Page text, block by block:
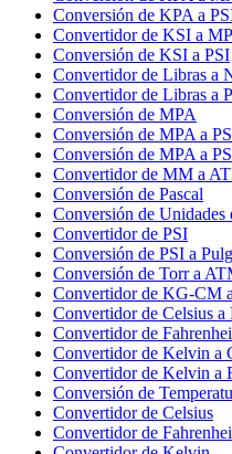
Conversión de KPA a
Convertidor de KSI a
Conversión de KSI a PSI
Convertidor de Libras a
Convertidor de Libras a
Conversión de MPA
Conversión de MPA a
Conversión de MPA a
Convertidor de MM a
Conversión de Pascal
Conversión de Unidades
Convertidor de PSI
Conversión de PSI a
Conversión de Torr a
Convertidor de KG-CM
Convertidor de Celsius a
Convertidor de
Convertidor de Kelvin a
Convertidor de Kelvin a
Conversión de
Convertidor de Celsius
Convertidor de